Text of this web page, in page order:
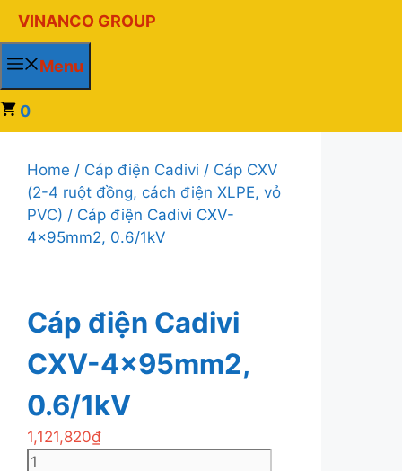
đến
nội
VINANCO GROUP
Menu
0
Home / Cáp điện Cadivi / Cáp CXV
(2-4 ruột đồng, cách điện XLPE, vỏ
PVC) / Cáp điện Cadivi CXV-
4×95mm2, 0.6/1kV
Cáp điện Cadivi
CXV-4×95mm2,
0.6/1kV
1,121,820₫
Cáp